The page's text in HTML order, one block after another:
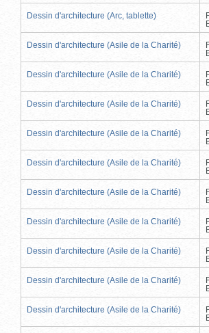
Dessin d'architecture (Arc, tablette)
Dessin d'architecture (Asile de la Charité)
Dessin d'architecture (Asile de la Charité)
Dessin d'architecture (Asile de la Charité)
Dessin d'architecture (Asile de la Charité)
Dessin d'architecture (Asile de la Charité)
Dessin d'architecture (Asile de la Charité)
Dessin d'architecture (Asile de la Charité)
Dessin d'architecture (Asile de la Charité)
Dessin d'architecture (Asile de la Charité)
Dessin d'architecture (Asile de la Charité)